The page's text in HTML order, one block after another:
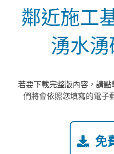
鄰近施工
湧水
若要下載完整版內容，請
們將會依照您填寫的電子
免